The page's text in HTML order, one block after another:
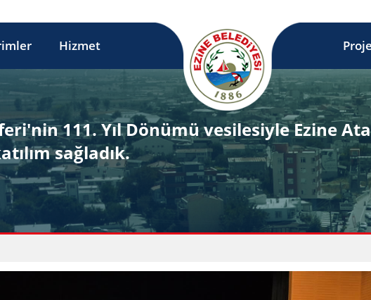
Hizmet
111. Yıl Dönümü vesilesiyle Ezine
sağladık.